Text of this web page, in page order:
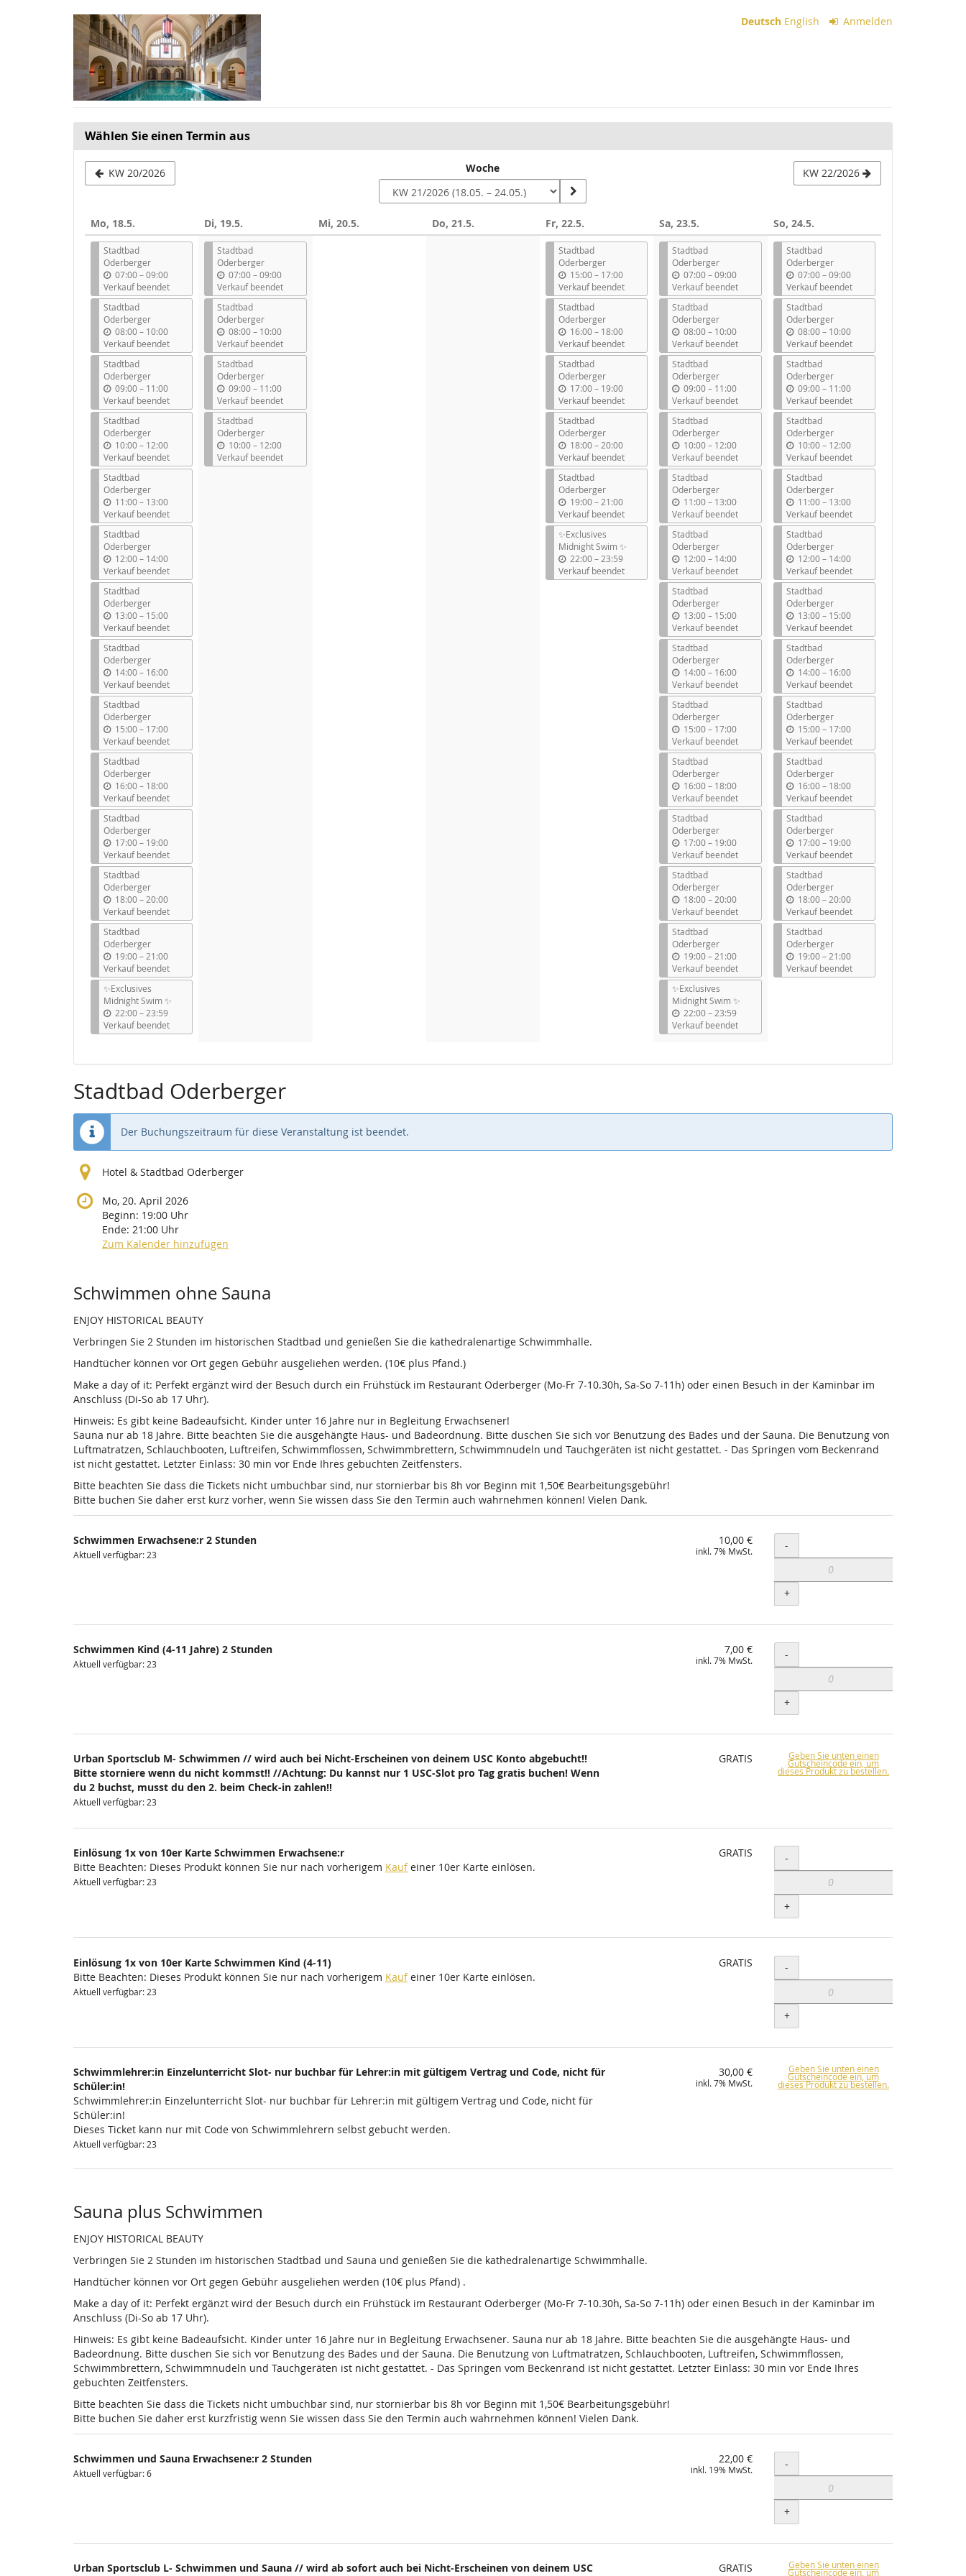
Deutsch English Anmelden
Wählen Sie einen Termin aus
KW 20/2026
auswählen
Woche KW 22/2026
Mo, 18.5.
Stadtbad
Oderberger
07:00–b
i
s
09:00
Verkauf beendet
Stadtbad
Oderberger
08:00–b
i
s
10:00
Verkauf beendet
Stadtbad
Oderberger
09:00–b
i
s
11:00
Verkauf beendet
Stadtbad
Oderberger
10:00–b
i
s
12:00
Verkauf beendet
Stadtbad
Oderberger
11:00–b
i
s
13:00
Verkauf beendet
Stadtbad
Oderberger
12:00–b
i
s
14:00
Verkauf beendet
Stadtbad
Oderberger
13:00–b
i
s
15:00
Verkauf beendet
Stadtbad
Oderberger
14:00–b
i
s
16:00
Verkauf beendet
Stadtbad
Oderberger
15:00–b
i
s
17:00
Verkauf beendet
Stadtbad
Oderberger
16:00–b
i
s
18:00
Verkauf beendet
Stadtbad
Oderberger
17:00–b
i
s
19:00
Verkauf beendet
Stadtbad
Oderberger
18:00–b
i
s
20:00
Verkauf beendet
Stadtbad
Oderberger
19:00–b
i
s
21:00
Verkauf beendet
✨Exclusives
Midnight Swim ✨
22:00–b
i
s
23:59
Verkauf beendet
Di, 19.5.
Stadtbad
Oderberger
07:00 –b
i
s
09:00
Verkauf beendet
Stadtbad
Oderberger
08:00 –b
i
s
10:00
Verkauf beendet
Stadtbad
Oderberger
09:00 –b
i
s
11:00
Verkauf beendet
Stadtbad
Oderberger
10:00 –b
i
s
12:00
Verkauf beendet
Mi, 20.5. Do, 21.5. Fr, 22.5.
Stadtbad
Oderberger
15:00–b
i
s
17:00
Verkauf beendet
Stadtbad
Oderberger
16:00–b
i
s
18:00
Verkauf beendet
Stadtbad
Oderberger
17:00–b
i
s
19:00
Verkauf beendet
Stadtbad
Oderberger
18:00–b
i
s
20:00
Verkauf beendet
Stadtbad
Oderberger
19:00–b
i
s
21:00
Verkauf beendet
✨Exclusives
Midnight Swim ✨
22:00–b
i
s
23:59
Verkauf beendet
Sa, 23.5.
Stadtbad
Oderberger
07:00 –b
i
s
09:00
Verkauf beendet
Stadtbad
Oderberger
08:00 –b
i
s
10:00
Verkauf beendet
Stadtbad
Oderberger
09:00 –b
i
s
11:00
Verkauf beendet
Stadtbad
Oderberger
10:00 –b
i
s
12:00
Verkauf beendet
Stadtbad
Oderberger
11:00 –b
i
s
13:00
Verkauf beendet
Stadtbad
Oderberger
12:00 –b
i
s
14:00
Verkauf beendet
Stadtbad
Oderberger
13:00 –b
i
s
15:00
Verkauf beendet
Stadtbad
Oderberger
14:00 –b
i
s
16:00
Verkauf beendet
Stadtbad
Oderberger
15:00 –b
i
s
17:00
Verkauf beendet
Stadtbad
Oderberger
16:00 –b
i
s
18:00
Verkauf beendet
Stadtbad
Oderberger
17:00 –b
i
s
19:00
Verkauf beendet
Stadtbad
Oderberger
18:00 –b
i
s
20:00
Verkauf beendet
Stadtbad
Oderberger
19:00 –b
i
s
21:00
Verkauf beendet
✨Exclusives
Midnight Swim ✨
22:00 –b
i
s
23:59
Verkauf beendet
So, 24.5.
Stadtbad
Oderberger
07:00 –b
i
s
09:00
Verkauf beendet
Stadtbad
Oderberger
08:00 –b
i
s
10:00
Verkauf beendet
Stadtbad
Oderberger
09:00 –b
i
s
11:00
Verkauf beendet
Stadtbad
Oderberger
10:00 –b
i
s
12:00
Verkauf beendet
Stadtbad
Oderberger
11:00 –b
i
s
13:00
Verkauf beendet
Stadtbad
Oderberger
12:00 –b
i
s
14:00
Verkauf beendet
Stadtbad
Oderberger
13:00 –b
i
s
15:00
Verkauf beendet
Stadtbad
Oderberger
14:00 –b
i
s
16:00
Verkauf beendet
Stadtbad
Oderberger
15:00 –b
i
s
17:00
Verkauf beendet
Stadtbad
Oderberger
16:00 –b
i
s
18:00
Verkauf beendet
Stadtbad
Oderberger
17:00 –b
i
s
19:00
Verkauf beendet
Stadtbad
Oderberger
18:00 –b
i
s
20:00
Verkauf beendet
Stadtbad
Oderberger
19:00 –b
i
s
21:00
Verkauf beendet
Stadtbad Oderberger
Der Buchungszeitraum für diese Veranstaltung ist beendet.
Hotel & Stadtbad Oderberger
Mo, 20. April 2026
Beginn: 19:00 Uhr
Ende: 21:00 Uhr
Zum Kalender hinzufügen
Produkte
Schwimmen ohne Sauna
ENJOY HISTORICAL BEAUTY
Verbringen Sie 2 Stunden im historischen Stadtbad und genießen Sie die kathedralenartige Schwimmhalle.
Handtücher können vor Ort gegen Gebühr ausgeliehen werden. (10€ plus Pfand.)
Make a day of it: Perfekt ergänzt wird der Besuch durch ein Frühstück im Restaurant Oderberger (Mo-Fr 7-10.30h, Sa-So 7-11h) oder einen Besuch in der Kaminbar im
Anschluss (Di-So ab 17 Uhr).
Hinweis: Es gibt keine Badeaufsicht. Kinder unter 16 Jahre nur in Begleitung Erwachsener!
Sauna nur ab 18 Jahre. Bitte beachten Sie die ausgehängte Haus- und Badeordnung. Bitte duschen Sie sich vor Benutzung des Bades und der Sauna. Die Benutzung von
Luftmatratzen, Schlauchbooten, Luftreifen, Schwimmflossen, Schwimmbrettern, Schwimmnudeln und Tauchgeräten ist nicht gestattet. - Das Springen vom Beckenrand
ist nicht gestattet. Letzter Einlass: 30 min vor Ende Ihres gebuchten Zeitfensters.
Bitte beachten Sie dass die Tickets nicht umbuchbar sind, nur stornierbar bis 8h vor Beginn mit 1,50€ Bearbeitungsgebühr!
Bitte buchen Sie daher erst kurz vorher, wenn Sie wissen dass Sie den Termin auch wahrnehmen können! Vielen Dank.
Schwimmen Erwachsene:r 2 Stunden
Aktuell verfügbar: 23
10,00 €
inkl. 7% MwSt. Menge
-
+
Schwimmen Kind (4-11 Jahre) 2 Stunden
Aktuell verfügbar: 23
7,00 €
inkl. 7% MwSt. Menge
-
+
Urban Sportsclub M- Schwimmen // wird auch bei Nicht-Erscheinen von deinem USC Konto abgebucht!!
Bitte storniere wenn du nicht kommst!! //Achtung: Du kannst nur 1 USC-Slot pro Tag gratis buchen! Wenn
du 2 buchst, musst du den 2. beim Check-in zahlen!!
Aktuell verfügbar: 23
GRATIS Geben Sie unten einen
Gutscheincode ein, um
dieses Produkt zu bestellen.
Einlösung 1x von 10er Karte Schwimmen Erwachsene:r
Bitte Beachten: Dieses Produkt können Sie nur nach vorherigem Kaufeiner 10er Karte einlösen.
Aktuell verfügbar: 23
GRATIS Menge
-
+
Einlösung 1x von 10er Karte Schwimmen Kind (4-11)
Bitte Beachten: Dieses Produkt können Sie nur nach vorherigem Kaufeiner 10er Karte einlösen.
Aktuell verfügbar: 23
GRATIS Menge
-
+
Schwimmlehrer:in Einzelunterricht Slot- nur buchbar für Lehrer:in mit gültigem Vertrag und Code, nicht für
Schüler:in!
Schwimmlehrer:in Einzelunterricht Slot- nur buchbar für Lehrer:in mit gültigem Vertrag und Code, nicht für
Schüler:in!
Dieses Ticket kann nur mit Code von Schwimmlehrern selbst gebucht werden.
Aktuell verfügbar: 23
30,00 €
inkl. 7% MwSt.
Geben Sie unten einen
Gutscheincode ein, um
dieses Produkt zu bestellen.
Sauna plus Schwimmen
ENJOY HISTORICAL BEAUTY
Verbringen Sie 2 Stunden im historischen Stadtbad und Sauna und genießen Sie die kathedralenartige Schwimmhalle.
Handtücher können vor Ort gegen Gebühr ausgeliehen werden (10€ plus Pfand) .
Make a day of it: Perfekt ergänzt wird der Besuch durch ein Frühstück im Restaurant Oderberger (Mo-Fr 7-10.30h, Sa-So 7-11h) oder einen Besuch in der Kaminbar im
Anschluss (Di-So ab 17 Uhr).
Hinweis: Es gibt keine Badeaufsicht. Kinder unter 16 Jahre nur in Begleitung Erwachsener. Sauna nur ab 18 Jahre. Bitte beachten Sie die ausgehängte Haus- und
Badeordnung. Bitte duschen Sie sich vor Benutzung des Bades und der Sauna. Die Benutzung von Luftmatratzen, Schlauchbooten, Luftreifen, Schwimmflossen,
Schwimmbrettern, Schwimmnudeln und Tauchgeräten ist nicht gestattet. - Das Springen vom Beckenrand ist nicht gestattet. Letzter Einlass: 30 min vor Ende Ihres
gebuchten Zeitfensters.
Bitte beachten Sie dass die Tickets nicht umbuchbar sind, nur stornierbar bis 8h vor Beginn mit 1,50€ Bearbeitungsgebühr!
Bitte buchen Sie daher erst kurzfristig wenn Sie wissen dass Sie den Termin auch wahrnehmen können! Vielen Dank.
Schwimmen und Sauna Erwachsene:r 2 Stunden
Aktuell verfügbar: 6
22,00 €
inkl. 19% MwSt. Menge
-
+
Urban Sportsclub L- Schwimmen und Sauna // wird ab sofort auch bei Nicht-Erscheinen von deinem USC
GRATIS Geben Sie unten einen
Gutscheincode ein, um